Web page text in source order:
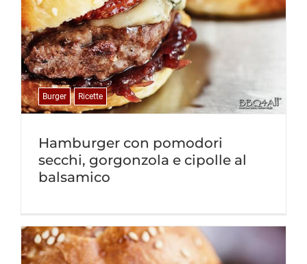
Hamburger con pomodori
secchi, gorgonzola e cipolle al
balsamico
Burger Ricette